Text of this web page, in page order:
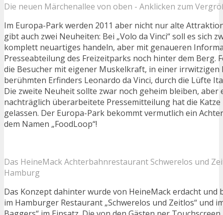
Die neuen Märchenallee von oben - Anklicken zum
Im Europa-Park werden 2011 aber nicht nur alte
gibt auch zwei Neuheiten: Bei „Volo da Vinci“ soll es sich
komplett neuartiges handeln, aber mit genaueren
Presseabteilung des Freizeitparks noch hinter dem Berg.
die Besucher mit eigener Muskelkraft, in einer irrwitzigen
berühmten Erfinders Leonardo da Vinci, durch die Lüfte
Die zweite Neuheit sollte zwar noch geheim bleiben,
nachträglich überarbeitete Pressemitteilung hat die Katze
gelassen. Der Europa-Park bekommt vermutlich ein
dem Namen „FoodLoop“!
Das HeineMack Achterbahnrestaurant Schwerelos und
Hamburg
Das Konzept dahinter wurde von HeineMack erdacht und
im Hamburger Restaurant „Schwerelos und Zeitlos“ und